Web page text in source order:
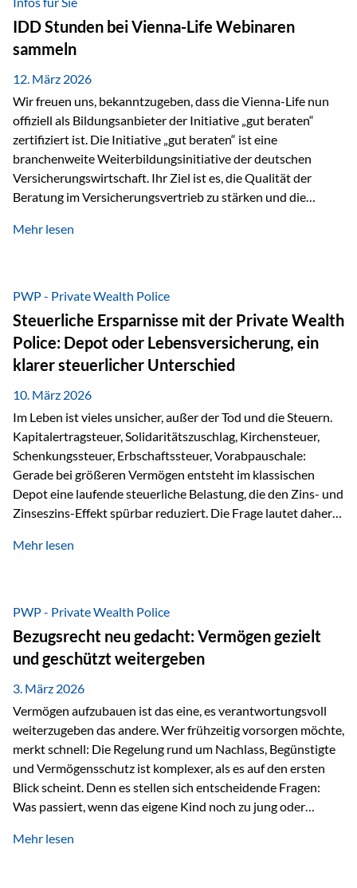
Warum klassische Nachfolgeplanung oft scheitert Viele
Vermögen werden erst im Todesfall übertragen. Das kann zu
Problemen führen: Hohe Erbschaftsteuern Streitigkeiten
zwischen Erben Liquiditätsprobleme bei Immobilien…
IDD Stunden bei Vienna-Life Webinaren
sammeln
12. März 2026
Wir freuen uns, bekanntzugeben, dass die Vienna-Life nun
offiziell als Bildungsanbieter der Initiative „gut beraten“
zertifiziert ist. Die Initiative „gut beraten“ ist eine
branchenweite Weiterbildungsinitiative der deutschen
Versicherungswirtschaft. Ihr Ziel ist es, die Qualität der
Beratung im Versicherungsvertrieb zu stärken und die
Personen transparent zu dokumentieren. Seit der
Stunden pro Jahr für vertrieblich tätige Personen in der
Versicherungsbranche. Über die Weiterbildungsdatenbank
von „gut beraten“ können absolvierte Bildungsmaßnahmen
zentral erfasst und dokumentiert werden. „gut beraten“
zertifiziert Als zertifizierter Bildungsanbieter können unsere
Webinare nun für die…
Mehr lesen
PWP - Private Wealth Police
Steuerliche Ersparnisse mit der Private Wealth
Police: Depot oder Lebensversicherung, ein
klarer steuerlicher Unterschied
10. März 2026
Im Leben ist vieles unsicher, außer der Tod und die Steuern.
Kapitalertragsteuer, Solidaritätszuschlag, Kirchensteuer,
Schenkungssteuer, Erbschaftssteuer, Vorabpauschale:
Gerade bei größeren Vermögen entsteht im klassischen
Depot eine laufende steuerliche Belastung, die den Zins- und
Zinseszins-Effekt spürbar reduziert. Die Frage lautet daher:
nicht laufend Kapital entziehen – sondern möglichst lange im
Privatdepot fallen an: Abgeltungssteuer Fondsbesteuerung
(Vorabpauschale, Teilfreistellung) Kein steuerlicher Abzug
der Vermögensverwaltungs-Gebühren /
Depotbankgebühren Jährliches Steuerreporting erforderlich
Zinsen, Dividenden und Kursgewinne werden laufend
besteuert.
Mehr lesen
PWP - Private Wealth Police
Bezugsrecht neu gedacht: Vermögen gezielt
und geschützt weitergeben
3. März 2026
Vermögen aufzubauen ist das eine, es verantwortungsvoll
weiterzugeben das andere. Wer frühzeitig vorsorgen möchte,
merkt schnell: Die Regelung rund um Nachlass, Begünstigte
und Vermögensschutz ist komplexer, als es auf den ersten
Blick scheint. Denn es stellen sich entscheidende Fragen:
Was passiert, wenn das eigene Kind noch zu jung oder
verwalten? Wie kann verhindert werden, dass Ex-Partner,
Mehr lesen